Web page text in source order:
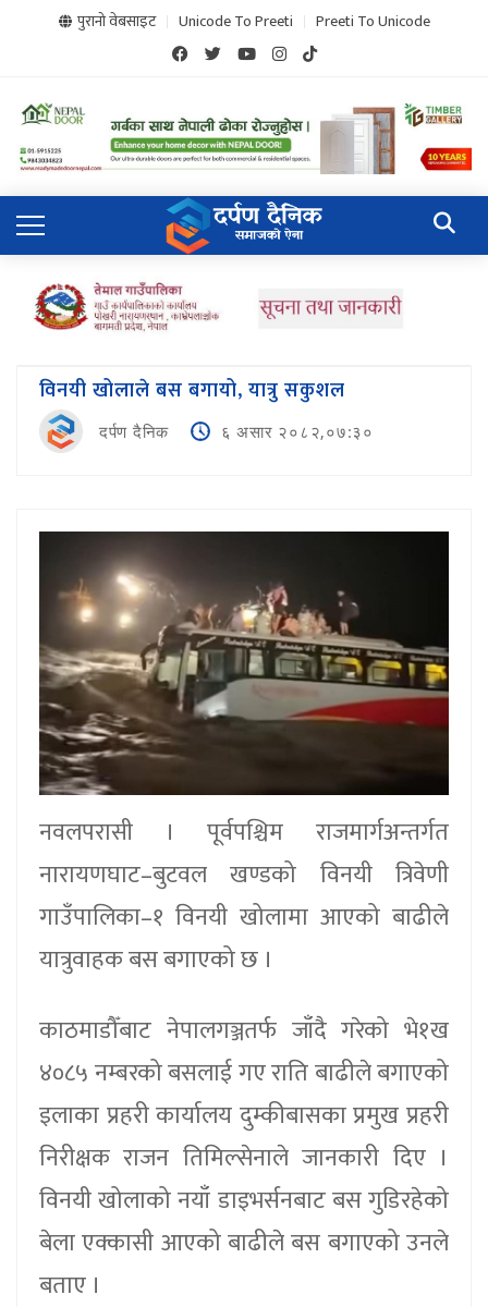
पुरानो वेबसाइट Unicode To Preeti Preeti To Unicode
विनयी खोलाले बस बगायो, यात्रु सकुशल
दर्पण दैनिक ६ असार २०८२,०७:३०
नवलपरासी । पूर्वपश्चिम राजमार्गअन्तर्गत
नारायणघाट–बुटवल खण्डको विनयी त्रिवेणी
गाउँपालिका–१ विनयी खोलामा आएको बाढीले
यात्रुवाहक बस बगाएको छ ।
काठमाडौँबाट नेपालगञ्जतर्फ जाँदै गरेको भे१ख
४०८५ नम्बरको बसलाई गए राति बाढीले बगाएको
इलाका प्रहरी कार्यालय दुम्कीबासका प्रमुख प्रहरी
निरीक्षक राजन तिमिल्सेनाले जानकारी दिए ।
विनयी खोलाको नयाँ डाइभर्सनबाट बस गुडिरहेको
बेला एक्कासी आएको बाढीले बस बगाएको उनले
बताए ।